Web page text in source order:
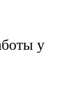
у